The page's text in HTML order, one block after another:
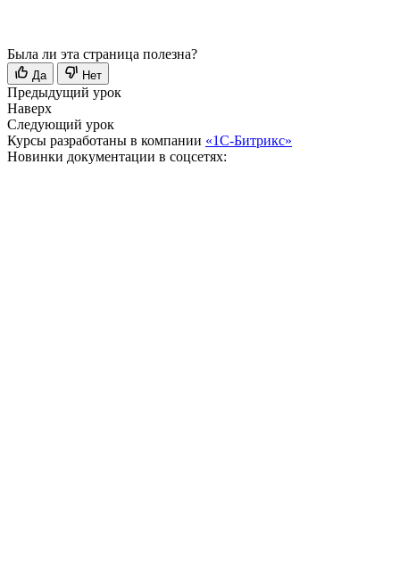
Была ли эта страница полезна?
Да Нет
Предыдущий урок
Наверх
Следующий урок
Курсы разработаны в компании «1С-Битрикс»
Новинки документации в соцсетях: